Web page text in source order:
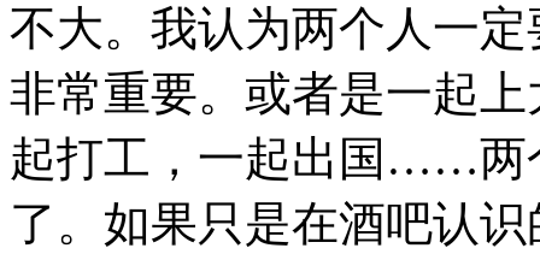
不大。我认为两个人一
非常重要。或者是一起
起打工，一起出国……两
了。如果只是在酒吧认